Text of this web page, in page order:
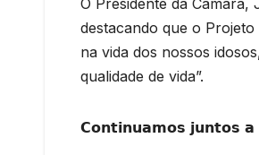
destacando que o
na vida dos nossos
qualidade de vida”.
𝗖𝗼𝗻𝘁𝗶𝗻𝘂𝗮𝗺𝗼𝘀 𝗷𝘂𝗻𝘁𝗼𝘀